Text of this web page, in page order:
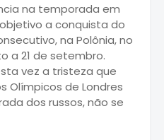
na temporada em
a conquista do
na Polônia, no
a 21 de setembro.
vez a tristeza que
Olímpicos de Londres
dos russos, não se